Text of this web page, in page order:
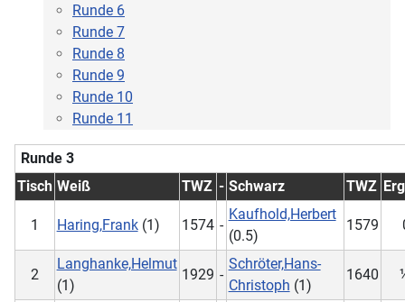
Runde 6
Runde 7
Runde 8
Runde 9
Runde 10
Runde 11
Runde 3
Tisch Weiß TWZ - Schwarz TWZ
1 Haring,Frank(1) 1574 -
Kaufhold,Herbert
(0.5)
1579
2
Langhanke,Helmut
(1)
1929 -
Schröter,Hans-
Christoph (1)
1640